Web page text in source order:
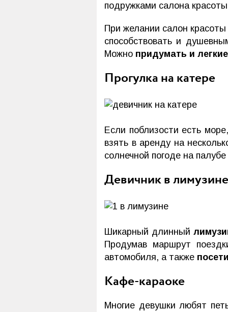
подружками салона
При желании салон
способствовать и
Можно придумать и
Прогулка на катере
Если поблизости есть
взять в аренду на
солнечной погоде на
Девичник в лимузине
Шикарный длинный
Продумав маршрут
автомобиля, а также
Кафе-караоке
Многие девушки любят